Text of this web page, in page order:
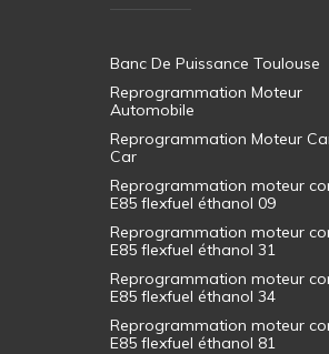
Banc De Puissance Toulouse
Reprogrammation Moteur
Automobile
Reprogrammation Moteur
Car
Reprogrammation moteur
E85 flexfuel éthanol 09
Reprogrammation moteur
E85 flexfuel éthanol 31
Reprogrammation moteur
E85 flexfuel éthanol 34
Reprogrammation moteur
E85 flexfuel éthanol 81